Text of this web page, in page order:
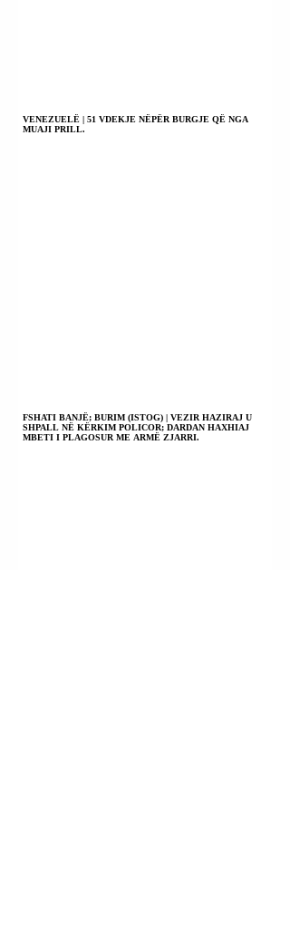
VENEZUELË | 51 VDEKJE NËPËR BURGJE QË NGA
MUAJI PRILL.
FSHATI BANJË; BURIM (ISTOG) | VEZIR HAZIRAJ U
SHPALL NË KËRKIM POLICOR; DARDAN HAXHIAJ
MBETI I PLAGOSUR ME ARMË ZJARRI.